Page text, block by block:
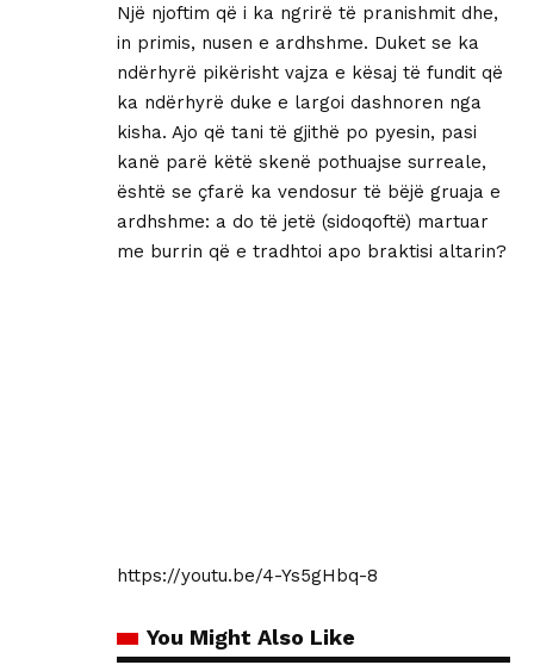
Një njoftim që i ka ngrirë të pranishmit dhe,
in primis, nusen e ardhshme. Duket se ka
ndërhyrë pikërisht vajza e kësaj të fundit që
ka ndërhyrë duke e largoi dashnoren nga
kisha. Ajo që tani të gjithë po pyesin, pasi
kanë parë këtë skenë pothuajse surreale,
është se çfarë ka vendosur të bëjë gruaja e
ardhshme: a do të jetë (sidoqoftë) martuar
me burrin që e tradhtoi apo braktisi altarin?
https://youtu.be/4-Ys5gHbq-8
You Might Also Like